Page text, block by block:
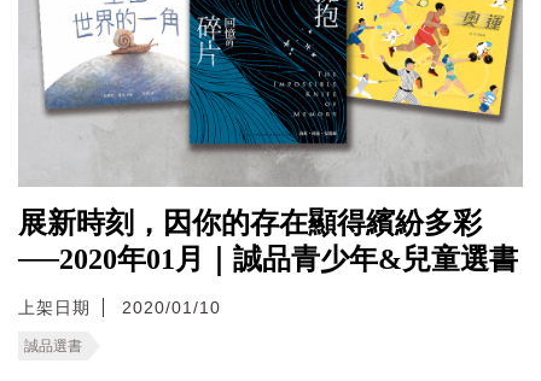
展新時刻，因你的存在顯得繽紛多彩
──2020年01月｜誠品青少年&兒童選書
上架日期 2020/01/10
誠品選書